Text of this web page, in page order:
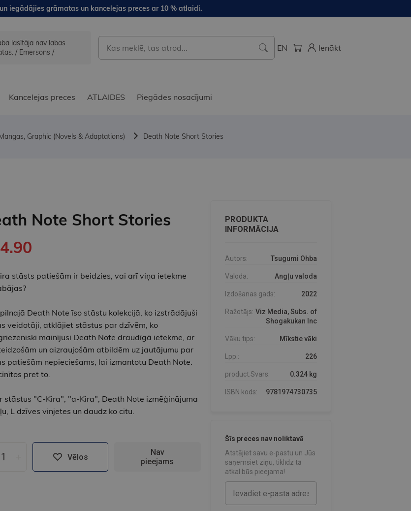
iegādājies grāmatas un kancelejas preces ar 10 % atlaidi.
lasītāja nav labas
/ Emersons /
EN Ienākt
Kancelejas preces ATLAIDES Piegādes nosacījumi
Graphic (Novels & Adaptations) Death Note Short Stories
Note Short Stories
stāsts patiešām ir beidzies, vai arī viņa ietekme
Death Note īso stāstu kolekcijā, ko izstrādājuši
veidotāji, atklājiet stāstus par dzīvēm, ko
mainījusi Death Note draudīgā ietekme, ar
un aizraujošām atbildēm uz jautājumu par
patiešām nepieciešams, lai izmantotu Death Note.
pret to.
stāstus "C-Kira", "a-Kira", Death Note izmēģinājuma
L dzīves vinjetes un daudz ko citu.
Vēlos
Nav
pieejams
PRODUKTA
INFORMĀCIJA
Autors: Tsugumi Ohba
Valoda: Angļu valoda
Izdošanas gads: 2022
Ražotājs: Viz Media, Subs. of
Shogakukan Inc
Vāku tips: Mīkstie vāki
Lpp.: 226
product.Svars: 0.324 kg
ISBN kods: 9781974730735
Šīs preces nav noliktavā
Atstājiet savu e-pastu un Jūs
saņemsiet ziņu, tiklīdz tā
atkal būs pieejama!